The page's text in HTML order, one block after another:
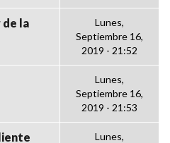
la
Lunes,
Septiembre 16,
2019 - 21:52
Lunes,
Septiembre 16,
2019 - 21:53
Lunes,